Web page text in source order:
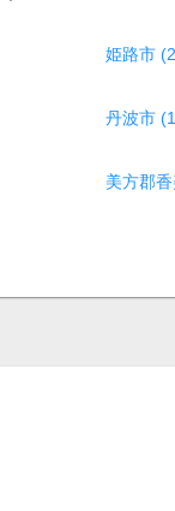
姫路市
丹波市
美方郡